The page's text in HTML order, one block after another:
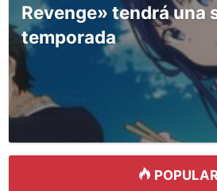
Revenge» tendrá una
temporada